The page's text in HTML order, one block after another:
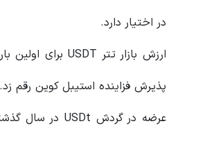
در اختیار دارد.
پذیرش فزاینده استیبل کوین رقم زد.